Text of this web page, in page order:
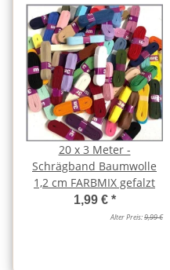
20 x 3 Meter -
Schrägband Baumwolle
1,2 cm FARBMIX gefalzt
1,99 € *
Alter Preis:9,99 €